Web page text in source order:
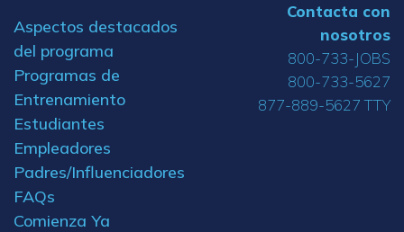
Aspectos destacados
del programa
Programas de
Entrenamiento
Estudiantes
Empleadores
Padres/Influenciadores
FAQs
Comienza Ya
Contacta con
nosotros
800-733-JOBS
800-733-5627
877-889-5627 TTY